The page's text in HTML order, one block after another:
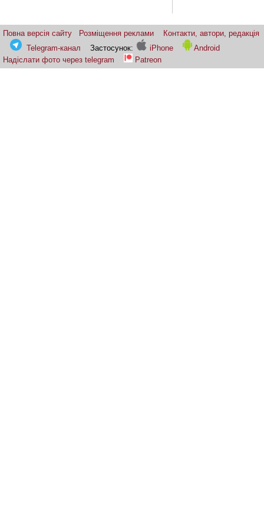
Повна версія сайту Розміщення реклами
Контакти, автори, редакція
Telegram-канал
Застосунок: iPhone
Android
Надіслати фото через telegram
Patreon